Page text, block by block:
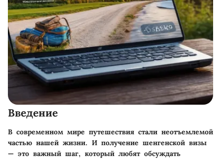
Введение
В современном мире путешествия стали неотъемлемой
частью нашей жизни. И получение шенгенской визы
— это важный шаг, который любят обсуждать